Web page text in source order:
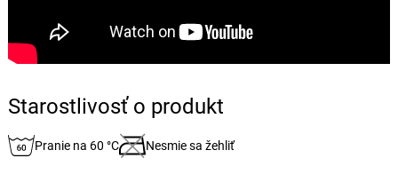
Starostlivosť o produkt
Pranie na 60 °C Nesmie sa žehliť